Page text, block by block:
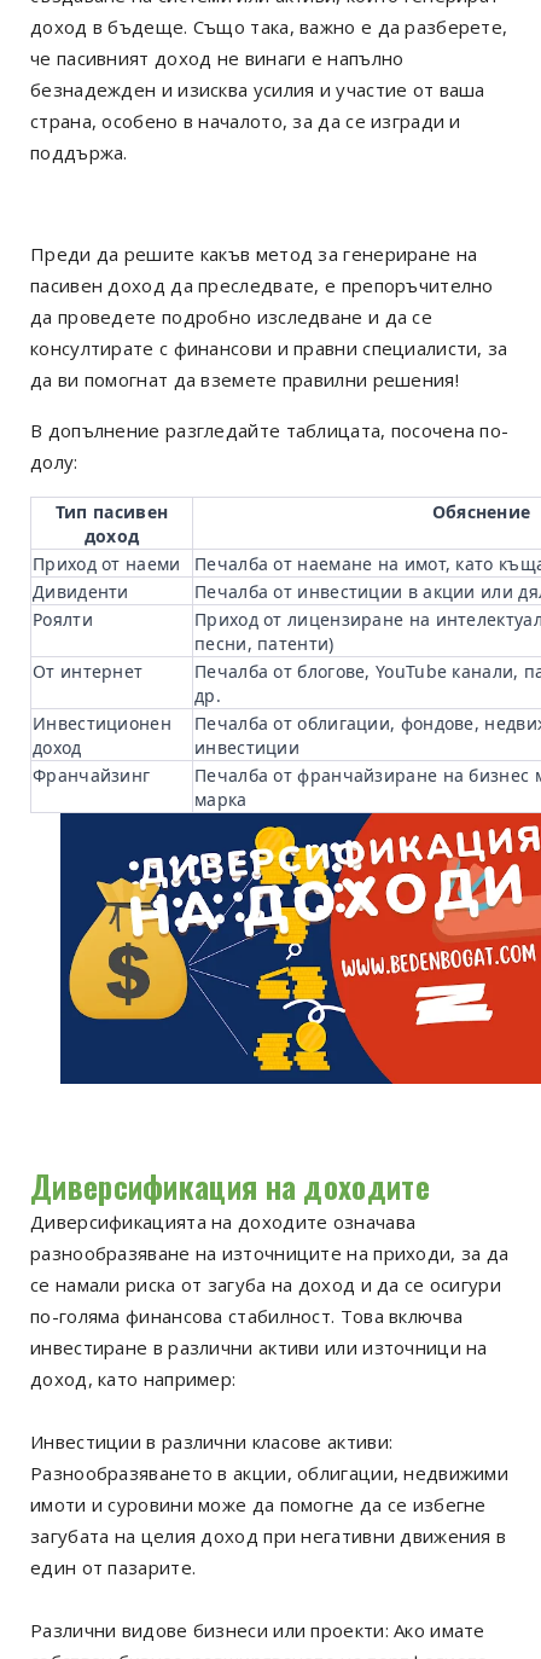
доход в бъдеще. Също така, важно е да разберете,
че пасивният доход не винаги е напълно
безнадежден и изисква усилия и участие от ваша
страна, особено в началото, за да се изгради и
поддържа.
Преди да решите какъв метод за генериране на
пасивен доход да преследвате, е препоръчително
да проведете подробно изследване и да се
консултирате с финансови и правни специалисти, за
да ви помогнат да вземете правилни решения!
В допълнение разгледайте таблицата, посочена по-
долу:
Тип пасивен
доход
Обяснение
Приход от наеми
Печалба от наемане на имот, като
Дивиденти
Печалба от инвестиции в акции или
Роялти
Приход от лицензиране на
песни, патенти)
От интернет
Печалба от блогове, YouTube канали,
др.
Инвестиционен
доход
Печалба от облигации, фондове,
инвестиции
Франчайзинг
Печалба от франчайзиране на бизнес
марка
Диверсификация на доходите
Диверсификацията на доходите означава
разнообразяване на източниците на приходи, за да
се намали риска от загуба на доход и да се осигури
по-голяма финансова стабилност. Това включва
инвестиране в различни активи или източници на
доход, като например:
Инвестиции в различни класове активи:
Разнообразяването в акции, облигации, недвижими
имоти и суровини може да помогне да се избегне
загубата на целия доход при негативни движения в
един от пазарите.
Различни видове бизнеси или проекти: Ако имате